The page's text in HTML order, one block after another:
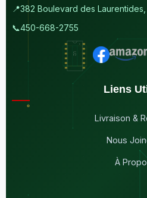
📍382 Boulevard des
📞450-668-2755
Liens
Livraison &
Nous
À